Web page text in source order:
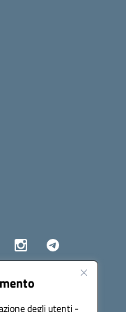
degli utenti -